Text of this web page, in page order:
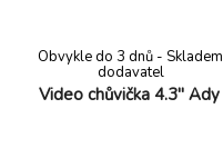
Video chůvička 4.3'' Ady
Obvykle do 3 dnů - Skladem
dodavatel